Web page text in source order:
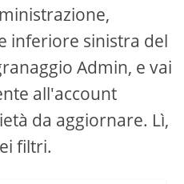
inferiore sinistra del
Admin, e vai
all'account
da aggiornare. Lì,
filtri.